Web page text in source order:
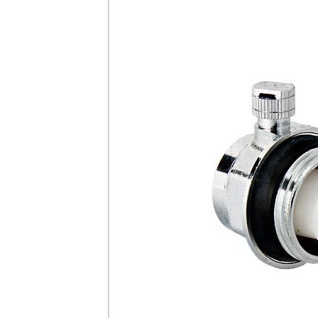
Каталог
Застройщикам
Снабженцам и
Монтажным
Предприятиям и
О